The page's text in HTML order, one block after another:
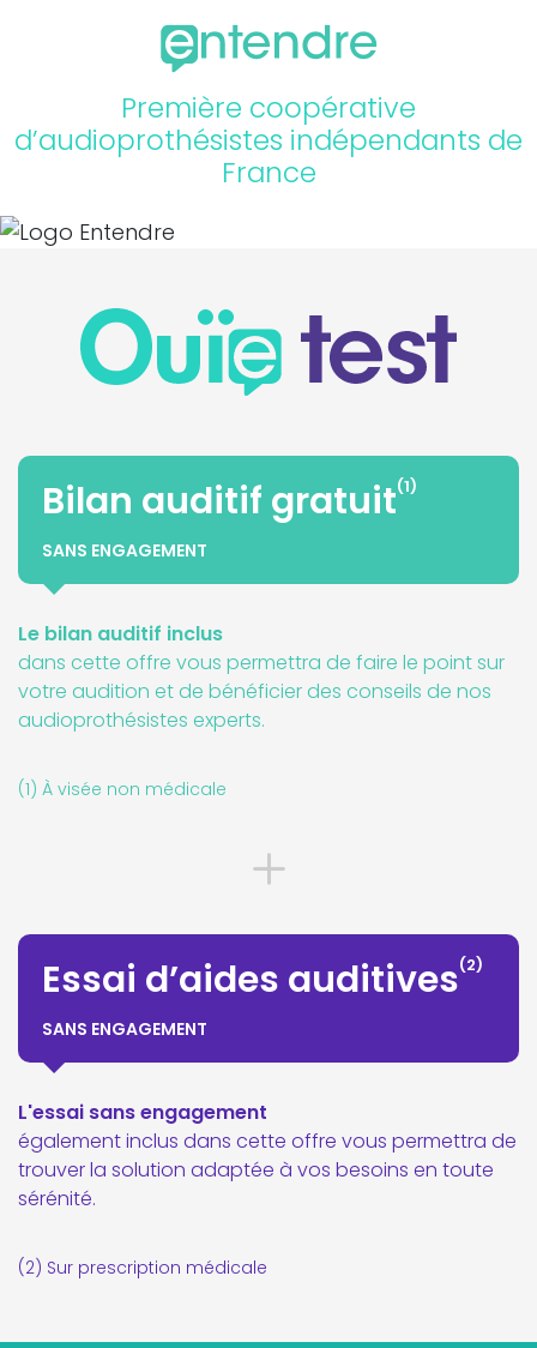
Première coopérative
d’audioprothésistes indépendants de
France
Bilan auditif gratuit(1)
SANS ENGAGEMENT
Le bilan auditif inclus
dans cette offre vous permettra de faire le point sur
votre audition et de bénéficier des conseils de nos
audioprothésistes experts.
(1) À visée non médicale
Essai d’aides auditives(2)
SANS ENGAGEMENT
L'essai sans engagement
également inclus dans cette offre vous permettra de
trouver la solution adaptée à vos besoins en toute
sérénité.
(2) Sur prescription médicale